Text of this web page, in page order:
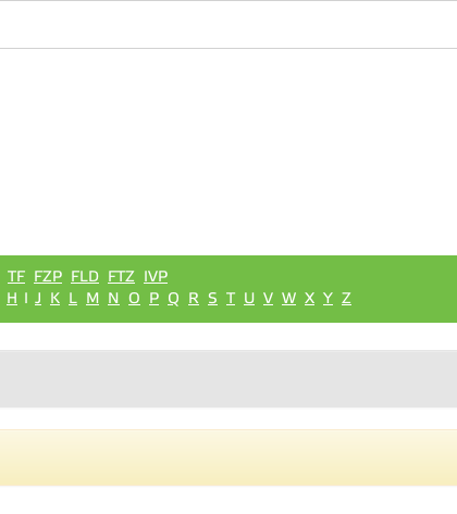
TF FZP FLD FTZ IVP
H I J K L M N O P Q R S T U V W X Y Z